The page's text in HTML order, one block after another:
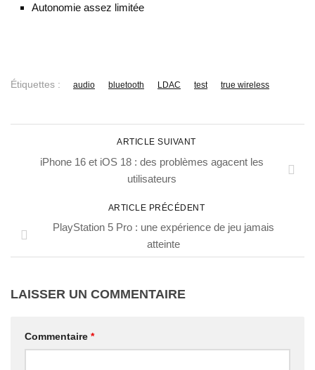
Autonomie assez limitée
Étiquettes : audio bluetooth LDAC test true wireless
ARTICLE SUIVANT
iPhone 16 et iOS 18 : des problèmes agacent les
utilisateurs
ARTICLE PRÉCÉDENT
PlayStation 5 Pro : une expérience de jeu jamais
atteinte
LAISSER UN COMMENTAIRE
Commentaire *